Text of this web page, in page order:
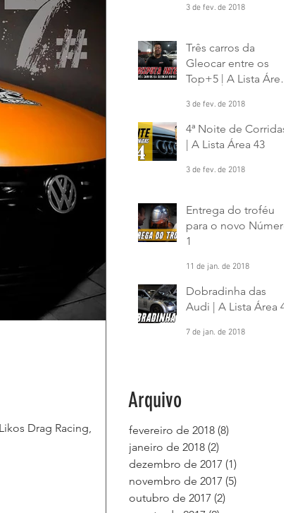
Drag Racing,
3 de fev. de 2018
Três carros da
Gleocar entre os
Top+5 | A Lista Área
3 de fev. de 2018
4ª Noite de Corridas
| A Lista Área 43
3 de fev. de 2018
Entrega do troféu
para o novo Número
1
11 de jan. de 2018
Dobradinha das
Audi | A Lista Área 43
7 de jan. de 2018
Arquivo
fevereiro de 2018 (8)
janeiro de 2018 (2)
dezembro de 2017 (1)
novembro de 2017 (5)
outubro de 2017 (2)